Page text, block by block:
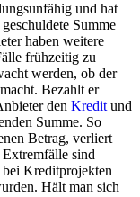
und hat
Summe
haben weitere
frühzeitig zu
werden, ob der
Bezahlt er
den Kreditund
Summe. So
Betrag, verliert
sind
bei Kreditprojekten
Hält man sich